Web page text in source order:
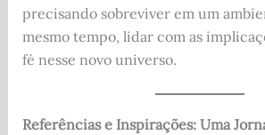
precisando sobreviver em um
mesmo tempo, lidar com as
fé nesse novo universo.
Referências e Inspirações: Uma